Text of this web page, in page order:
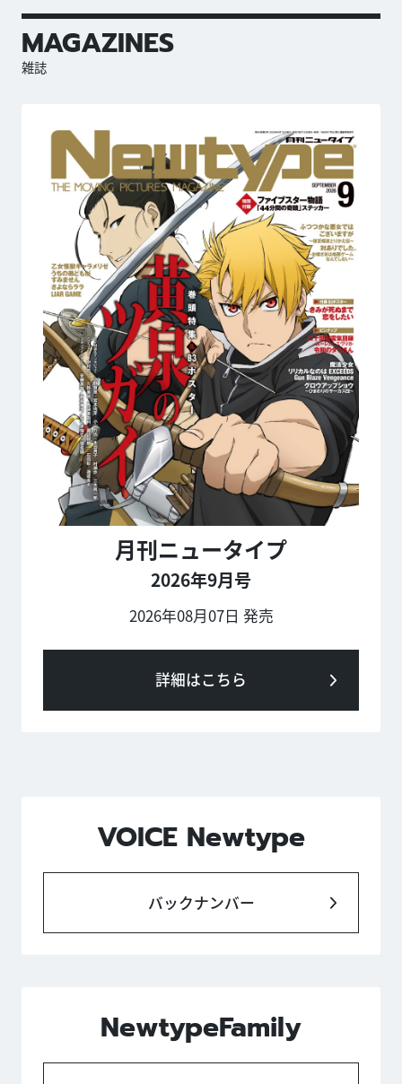
MAGAZINES
雑誌
月刊ニュータイプ
2026年9月号
2026年08月07日 発売
詳細はこちら
VOICE Newtype
バックナンバー
NewtypeFamily